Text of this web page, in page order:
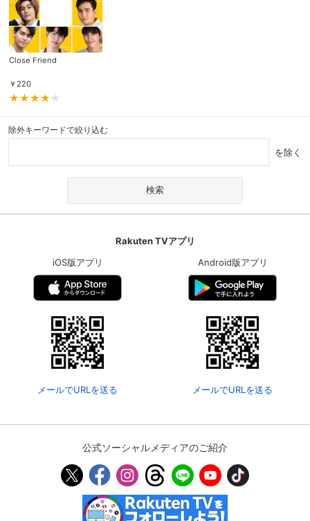
Close Friend
￥ 220
除外キーワードで絞り込む
を除く
Rakuten TVアプリ
iOS版アプリ
メールでURLを送る
Android版アプリ
メールでURLを送る
公式ソーシャルメディアのご紹介